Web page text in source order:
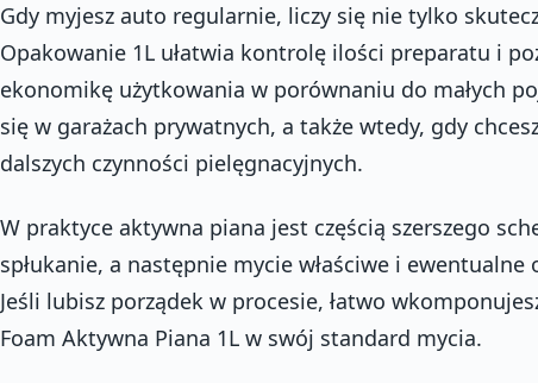
Gdy myjesz auto regularnie, liczy się nie tylko
Opakowanie 1L ułatwia kontrolę ilości preparatu i
ekonomikę użytkowania w porównaniu do małych
się w garażach prywatnych, a także wtedy, gdy
dalszych czynności pielęgnacyjnych.
W praktyce aktywna piana jest częścią szerszego
spłukanie, a następnie mycie właściwe i
Jeśli lubisz porządek w procesie, łatwo
Foam Aktywna Piana 1L w swój standard mycia.